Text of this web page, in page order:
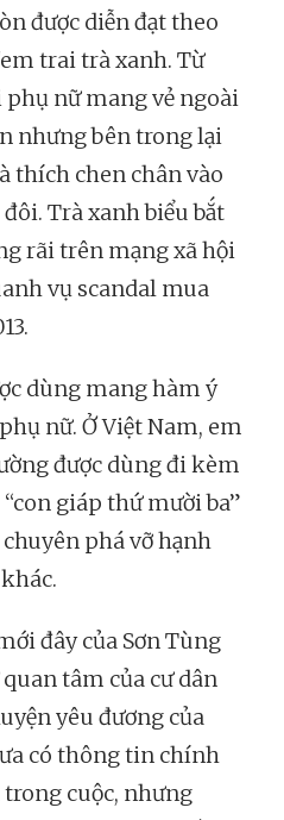
được diễn đạt theo
trai trà xanh. Từ
nữ mang vẻ ngoài
nhưng bên trong lại
thích chen chân vào
Trà xanh biểu bắt
rãi trên mạng xã hội
vụ scandal mua
dùng mang hàm ý
nữ. Ở Việt Nam, em
được dùng đi kèm
giáp thứ mười ba”
phá vỡ hạnh
đây của Sơn Tùng
tâm của cư dân
yêu đương của
có thông tin chính
cuộc, nhưng